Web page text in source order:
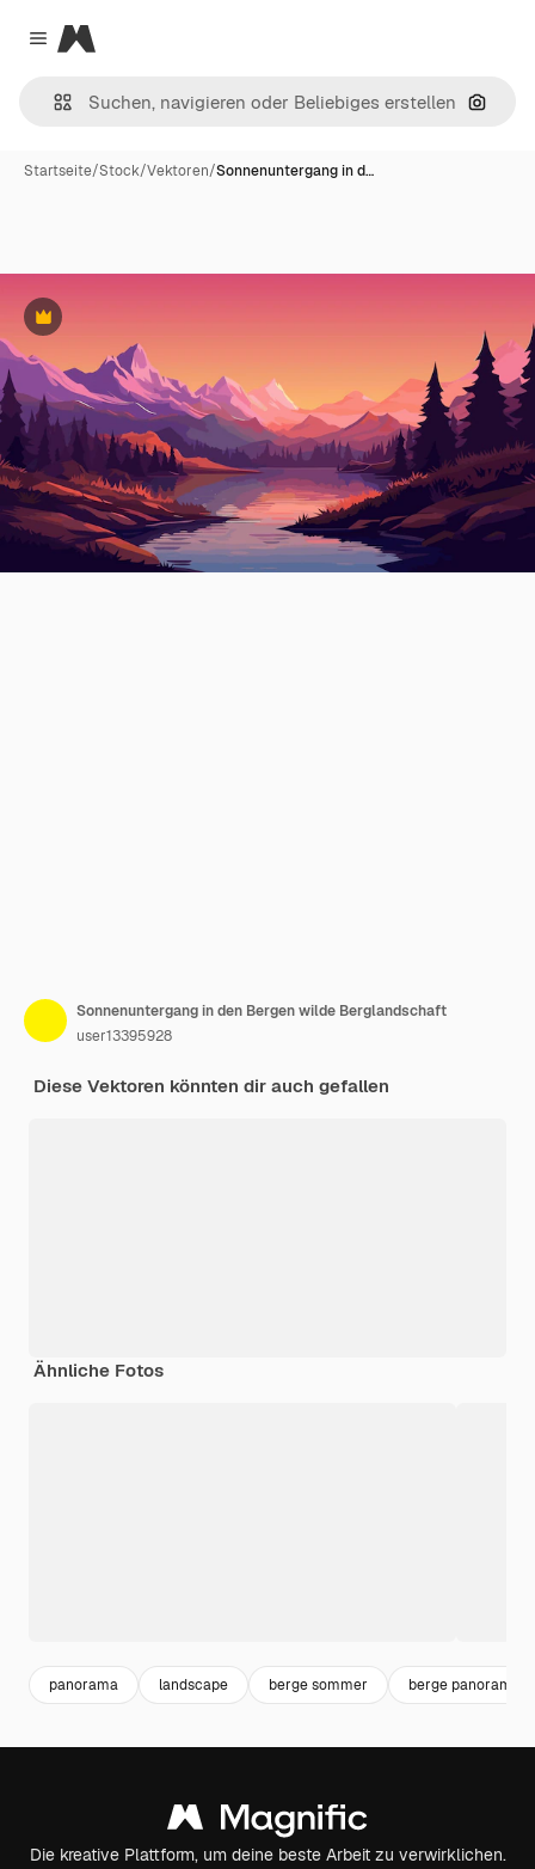
Close menu
Magnific
Nach
Startseite/Stock/Vektoren/Sonnenuntergang in d…
Premium
Sonnenuntergang in den Bergen wilde Berglandschaft
user13395928
Diese Vektoren könnten dir auch gefallen
Ähnliche Fotos
panorama landscape berge sommer berge panorama
Die kreative Plattform, um deine beste Arbeit zu verwirklichen.